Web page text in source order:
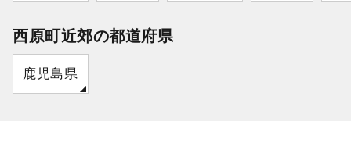
西原町近郊の都道府県
鹿児島県